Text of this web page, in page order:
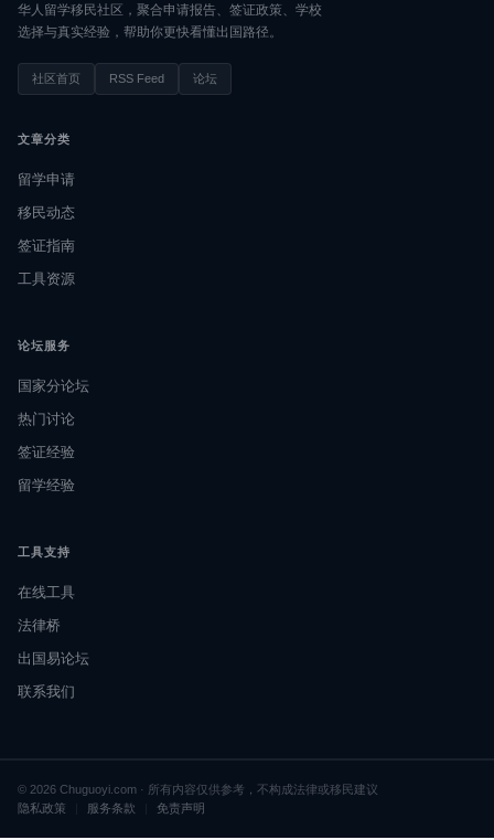
华人留学移民社区，聚合申请报告、签证政策、学校
选择与真实经验，帮助你更快看懂出国路径。
社区首页 RSS Feed 论坛
文章分类
留学申请
移民动态
签证指南
工具资源
论坛服务
国家分论坛
热门讨论
签证经验
留学经验
工具支持
在线工具
法律桥
出国易论坛
联系我们
© 2026 Chuguoyi.com · 所有内容仅供参考，不构成法律或移民建议
隐私政策
服务条款 免责声明